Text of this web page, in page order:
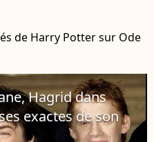
de Harry Potter sur Ode
Hagrid dans
exactes de son